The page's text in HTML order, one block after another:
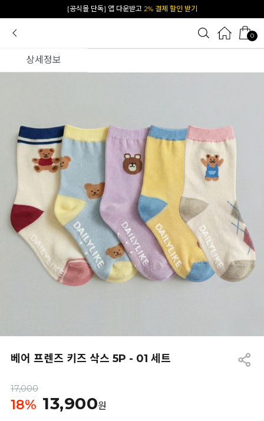
[공식몰 단독] 앱 다운받고 2% 결제 할인 받기
0
상세정보
베어 프렌즈 키즈 삭스 5P - 01 세트
17,000
18% 13,900원